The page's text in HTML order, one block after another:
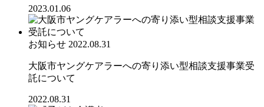
2023.01.06
お知らせ 2022.08.31
大阪市ヤングケアラーへの寄り添い型相談支援事業受
託について
2022.08.31